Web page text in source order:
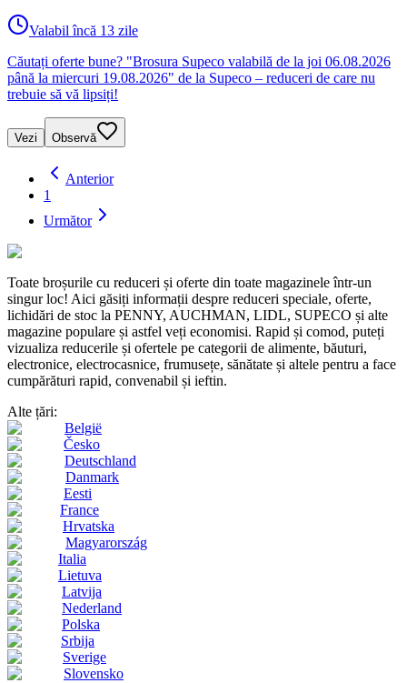
Valabil încă 13 zile
Căutați oferte bune? "Brosura Supeco valabilă de la joi 06.08.2026
până la miercuri 19.08.2026" de la Supeco – reduceri de care nu
trebuie să vă lipsiți!
Vezi Observă
Anterior
1
Următor
Toate broșurile cu reduceri și oferte din toate magazinele într-un
singur loc! Aici găsiți informații despre reduceri speciale, oferte,
lichidări de stoc la PENNY, AUCHMAN, LIDL, SUPECO și alte
magazine populare și astfel veți economisi. Rapid și comod, puteți
vizualiza reducerile și ofertele pe categorii de alimente, băuturi,
electronice, electrocasnice, frumusețe, sănătate și altele pentru a face
cumpărături rapid, convenabil și ieftin.
Alte țări:
België
Česko
Deutschland
Danmark
Eesti
France
Hrvatska
Magyarország
Italia
Lietuva
Latvija
Nederland
Polska
Srbija
Sverige
Slovensko